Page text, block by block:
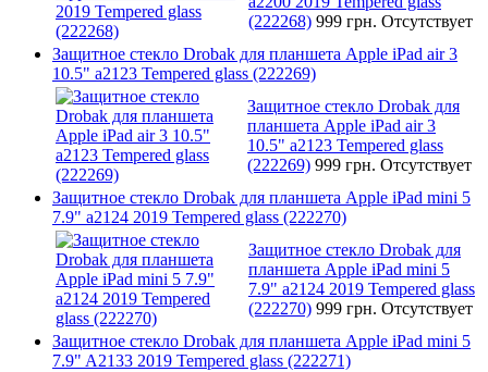
(222268) 999 грн. Отсутствует
Защитное стекло Drobak для планшета Apple iPad air 3
10.5" a2123 Tempered glass (222269)
Защитное стекло Drobak для
планшета Apple iPad air 3
10.5" a2123 Tempered glass
(222269) 999 грн. Отсутствует
Защитное стекло Drobak для планшета Apple iPad mini 5
7.9" a2124 2019 Tempered glass (222270)
Защитное стекло Drobak для
планшета Apple iPad mini 5
7.9" a2124 2019 Tempered glass
(222270) 999 грн. Отсутствует
Защитное стекло Drobak для планшета Apple iPad mini 5
7.9" A2133 2019 Tempered glass (222271)